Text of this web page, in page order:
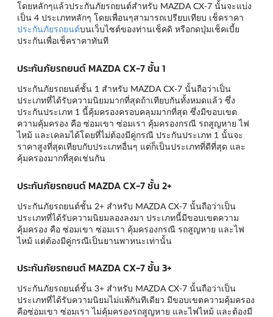
โดยหลักๆแล้วประกันภัยรถยนต์สำหรับ MAZDA CX-7 นั้นจะแบ่ง
เป็น 4 ประเภทหลักๆ โดยเพื่อนๆสามารถเปรียบเทียบ เช็คราคา
ประกันภัยรถยนต์บนเว็บไซต์ของท่านเช็คดิ หรือกดปุ่มเช็คเบี้ย
ประกันเพื่อเช็คราคาทันที
ประกันภัยรถยนต์ MAZDA CX-7 ชั้น 1
ประกันภัยรถยนต์ชั้น 1 สำหรับ MAZDA CX-7 นั้นถือว่าเป็น
ประเภทที่ได้รับความนิยมมากที่สุดถ้าเทียบกันทั้งหมดแล้ว ซึ่ง
ประกันประเภท 1 นี้คุ้มครองครอบคลุมมากที่สุด ซึ่งมีขอบเขต
ความคุ้มครอง คือ ซ่อมเขา ซ่อมเรา คุ้มครองกรณี รถสูญหาย ไฟ
ไหม้ และเคลมได้โดยที่ไม่ต้องมีคู่กรณี ประกันประเภท 1 นั้นจะ
ราคาสูงที่สุดเทียบกับประเภทอื่นๆ แต่ก็เป็นประเภทที่ดีที่สุด และ
คุ้มครองมากที่สุดเช่นกัน
ประกันภัยรถยนต์ MAZDA CX-7 ชั้น 2+
ประกันภัยรถยนต์ชั้น 2+ สำหรับ MAZDA CX-7 นั้นถือว่าเป็น
ประเภทที่ได้รับความนิยมลองลงมา ประเภทนี้มีขอบเขตความ
คุ้มครอง คือ ซ่อมเขา ซ่อมเรา คุ้มครองกรณี รถสูญหาย และไฟ
ไหม้ แต่ต้องมีคู่กรณีเป็นยานพาหนะเท่านั้น
ประกันภัยรถยนต์ MAZDA CX-7 ชั้น 3+
ประกันภัยรถยนต์ชั้น 3+ สำหรับ MAZDA CX-7 นั้นถือว่าเป็น
ประเภทที่ได้รับความนิยมไม่แพ้กันทีเดียว มีขอบเขตความคุ้มครอง
คือซ่อมเขา ซ่อมเรา ไม่คุ้มครองรถสูญหาย และไฟไหม้ และต้องมี